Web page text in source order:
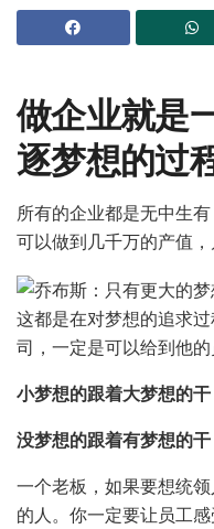
做企业就是
逐梦想的过
所有的企业都是无中生
可以做到几千万的产值
这都是在对梦想的追求
司，一定是可以给到他的
小梦想的跟着大梦想的干
没梦想的跟着有梦想的干
一个老板，如果要想统
的人。你一定要让员工